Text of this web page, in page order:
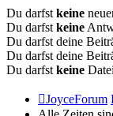
Du darfst keine
Du darfst keine
Du darfst deine
Du darfst deine
Du darfst keine
JoyceForum